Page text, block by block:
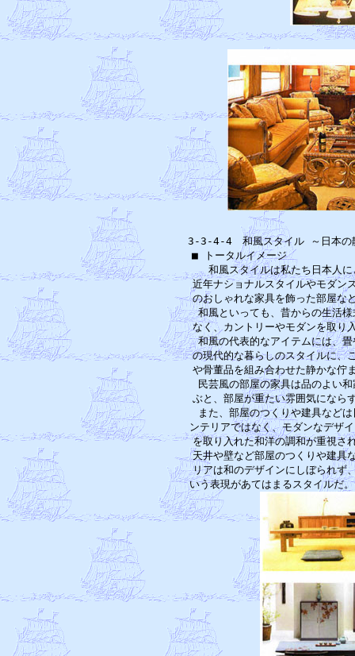
3-3-4-4　和風スタイル ～日
■ トー
和風スタイルは私たち日本人に
近年ナショナルスタイルやモダン
のおしゃれな家具を飾
和風といっても、昔からの生活
なく、カントリーやモ
和風の代表的なアイテムには、
の現代的な暮らしのスタイルに、
や骨董品を組み合わせた
民芸風の部屋の家具は品のよい
ぶと、部屋が重たい雰囲
また、部屋のつくりや建具など
ンテリアではなく、モダンなデザ
を取り入れた和洋の調和が重視さ
天井や壁など部屋のつくりや建具
リアは和のデザインにしぼられず